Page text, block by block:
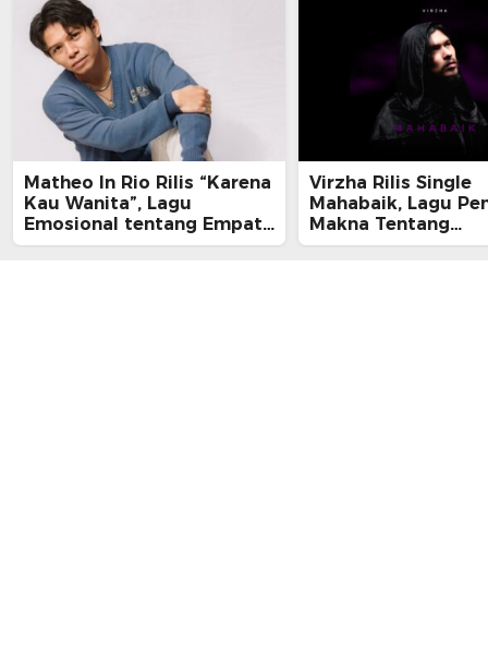
Matheo In Rio Rilis “Karena
Kau Wanita”, Lagu
Emosional tentang Empati
dan Kelelahan Perempuan
Virzha Rilis Single
Mahabaik, Lagu
Makna Tentang
Pengampunan dan